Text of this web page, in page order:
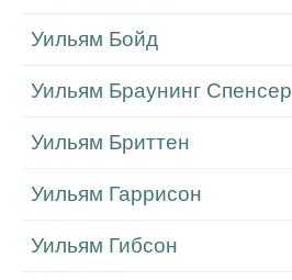
Уильям Бойд
Уильям Браунинг Спенсер
Уильям Бриттен
Уильям Гаррисон
Уильям Гибсон